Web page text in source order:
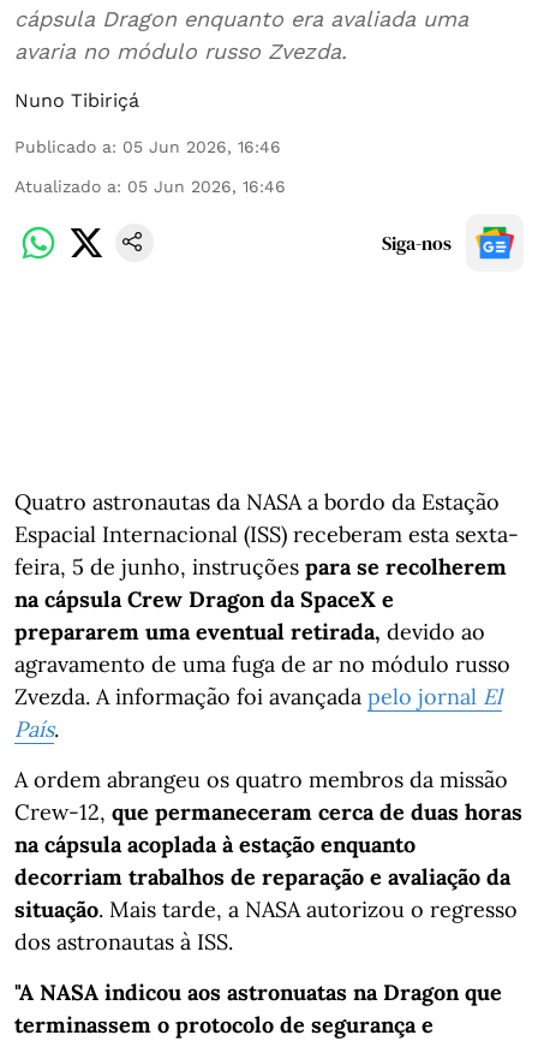
cápsula Dragon enquanto era avaliada uma
avaria no módulo russo Zvezda.
Nuno Tibiriçá
Publicado a: 05 Jun 2026, 16:46
Atualizado a: 05 Jun 2026, 16:46
Siga-nos
Quatro astronautas da NASA a bordo da Estação
Espacial Internacional (ISS) receberam esta sexta-
feira, 5 de junho, instruções para se recolherem
na cápsula Crew Dragon da SpaceX e
prepararem uma eventual retirada, devido ao
agravamento de uma fuga de ar no módulo russo
Zvezda. A informação foi avançada pelo jornal El
País.
A ordem abrangeu os quatro membros da missão
Crew-12, que permaneceram cerca de duas horas
na cápsula acoplada à estação enquanto
decorriam trabalhos de reparação e avaliação da
situação. Mais tarde, a NASA autorizou o regresso
dos astronautas à ISS.
"A NASA indicou aos astronuatas na Dragon que
terminassem o protocolo de segurança e